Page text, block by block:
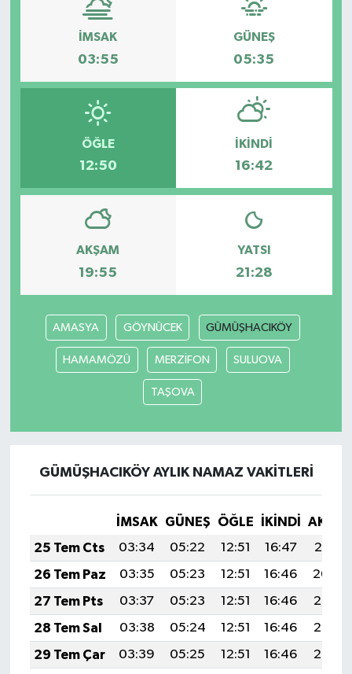
İMSAK
03:55
GÜNEŞ
05:35
ÖĞLE
12:50
İKINDI
16:42
AKŞAM
19:55
YATSI
21:28
AMASYA GÖYNÜCEK GÜMÜŞHACIKÖY
HAMAMÖZÜ MERZİFON SULUOVA
TAŞOVA
GÜMÜŞHACIKÖY AYLIK NAMAZ VAKITLERI
İMSAK GÜNEŞ ÖĞLE İKINDI
25 Tem Cts
03:34 05:22 12:51 16:47
20:10
26 Tem Paz
03:35 05:23 12:51 16:46
20:09
27 Tem Pts
03:37 05:23 12:51 16:46
20:08
28 Tem Sal
03:38 05:24 12:51 16:46
20:07
29 Tem Çar
03:39 05:25 12:51 16:46
20:06